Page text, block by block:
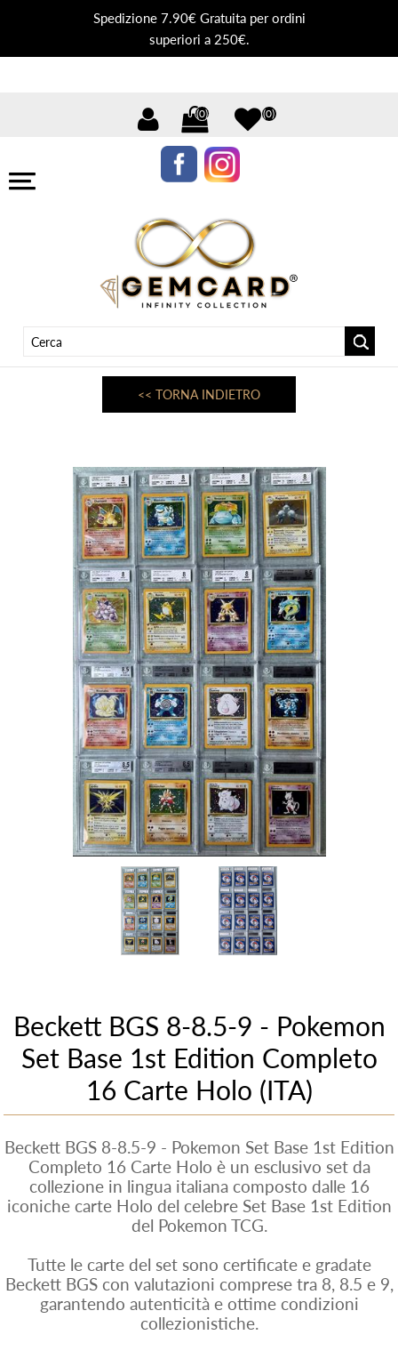
Spedizione 7.90€ Gratuita per ordini
superiori a 250€.
(0) (0)
<< TORNA INDIETRO
Beckett BGS 8-8.5-9 - Pokemon
Set Base 1st Edition Completo
16 Carte Holo (ITA)
Beckett BGS 8-8.5-9 - Pokemon Set Base 1st Edition
Completo 16 Carte Holo è un esclusivo set da
collezione in lingua italiana composto dalle 16
iconiche carte Holo del celebre Set Base 1st Edition
del Pokemon TCG.
Tutte le carte del set sono certificate e gradate
Beckett BGS con valutazioni comprese tra 8, 8.5 e 9,
garantendo autenticità e ottime condizioni
collezionistiche.